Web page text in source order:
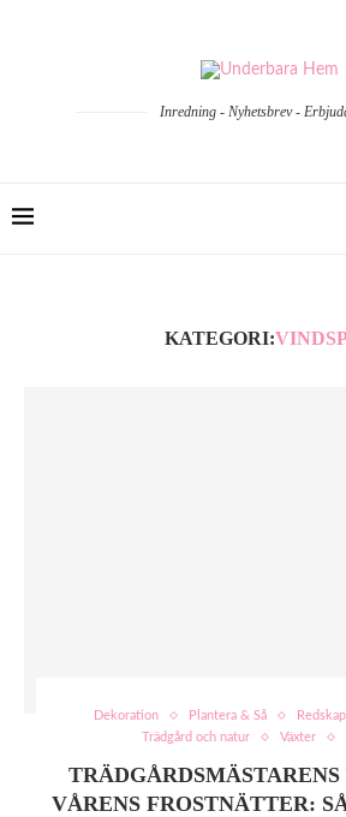
Inredning - Nyhetsbrev -
KATEGORI:
Dekoration Plantera & Så
Trädgård och natur
Växter
VÅRENS FROSTNÄTTER: